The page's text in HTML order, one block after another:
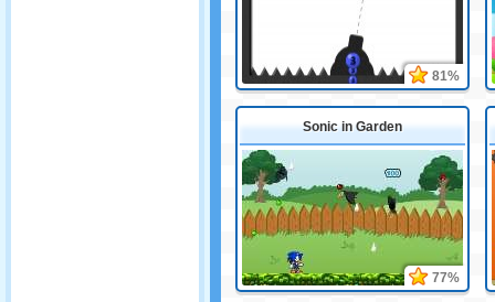
81%
Sonic in Garden
77%